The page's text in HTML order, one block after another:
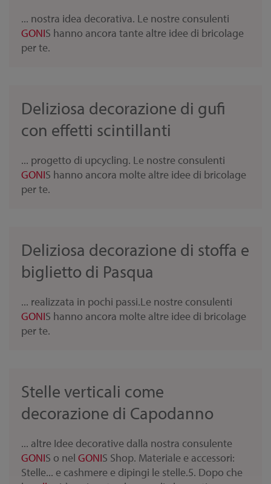
... nostra idea decorativa. Le nostre consulenti
GONIS hanno ancora tante altre idee di bricolage
per te.
Deliziosa decorazione di gufi
con effetti scintillanti
... progetto di upcycling. Le nostre consulenti
GONIS hanno ancora molte altre idee di bricolage
per te.
Deliziosa decorazione di stoffa e
biglietto di Pasqua
... realizzata in pochi passi.Le nostre consulenti
GONIS hanno ancora molte altre idee di bricolage
per te.
Stelle verticali come
decorazione di Capodanno
... altre Idee decorative dalla nostra consulente
GONIS o nel GONIS Shop. Materiale e accessori:
Stelle... e cashmere e dipingi le stelle.5. Dopo che